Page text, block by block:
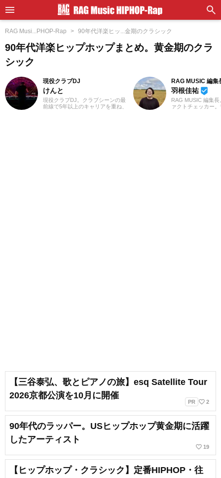
RAG Musi...PHOP-Rap 90年代洋楽ヒッ...金期のクラシック
90年代洋楽ヒップホップまとめ。黄金期のクラ
シック
現役クラブDJ
けんと
現役クラブDJ。クラブシーンの最
前線で5年以上のキャリアを重ね、
RAG MUSIC 編集
羽根佳祐 beenhere
RAG MUSIC 編集
ァクトチェッカー
【三谷泰弘、歌とピアノの旅】esq Satellite Tour
2026京都公演を10月に開催
PR favorite_border 2
90年代のラッパー。USヒップホップ黄金期に活躍
したアーティスト
favorite_border 19
【ヒップホップ・クラシック】定番HIPHOP・往